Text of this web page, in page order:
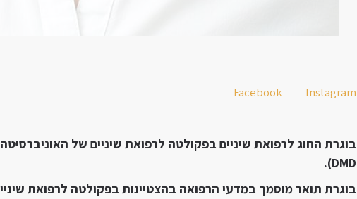
Instagram
Facebook
DMD).
בוגרת תואר מוסמך במדעי הרפואה בהצטיינות בפקולטה לרפואת